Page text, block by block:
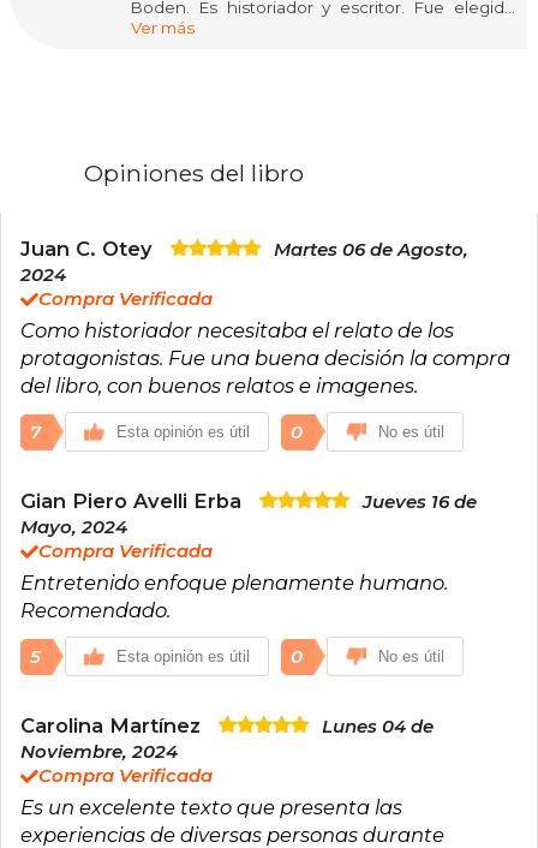
Boden. Es historiador y escritor. Fue elegido
miembro de la Academia Sueca el 23 de mayo
el miembro más joven de la Academia. Entre
Selma Lagerlöf en 2002.
Ver más
Opiniones del libro
Juan C. Otey
Martes 06 de Agosto,
2024
Compra Verificada
Como historiador necesitaba el relato de los
protagonistas. Fue una buena decisión la compra
del libro, con buenos relatos e imagenes.
7 Esta opinión es útil 0 No es útil
Gian Piero Avelli Erba
Jueves 16 de
Mayo, 2024
Compra Verificada
Entretenido enfoque plenamente humano.
Recomendado.
5 Esta opinión es útil 0 No es útil
Carolina Martínez
Lunes 04 de
Noviembre, 2024
Compra Verificada
Es un excelente texto que presenta las
experiencias de diversas personas durante